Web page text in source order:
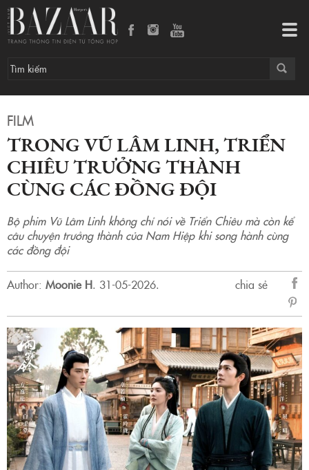
FILM
TRONG VŨ LÂM LINH, TRIỂN
CHIÊU TRƯỞNG THÀNH
CÙNG CÁC ĐỒNG ĐỘI
Bộ phim Vũ Lâm Linh không chỉ nói về Triển Chiêu mà còn kể
câu chuyện trưởng thành của Nam Hiệp khi song hành cùng
các đồng đội
Author: Moonie H. 31-05-2026.
chia sẻ
sẻ